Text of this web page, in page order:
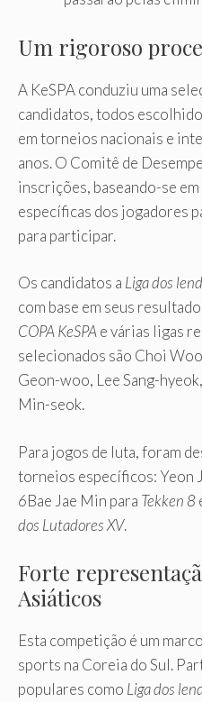
Um rigoroso
A KeSPA conduziu uma
candidatos, todos
em torneios nacionais e
anos. O Comitê de
inscrições, baseando-se
específicas dos jogadores
para participar.
Os candidatos a Liga dos
com base em seus
COPA KeSPAe várias ligas
selecionados são Choi
Geon-woo, Lee Sang-
Min-seok.
Para jogos de luta, foram
torneios específicos: Yeon
6Bae Jae Min para Tekken 8
dos Lutadores XV.
Forte
Asiáticos
Esta competição é um
sports na Coreia do Sul.
populares como Liga dos